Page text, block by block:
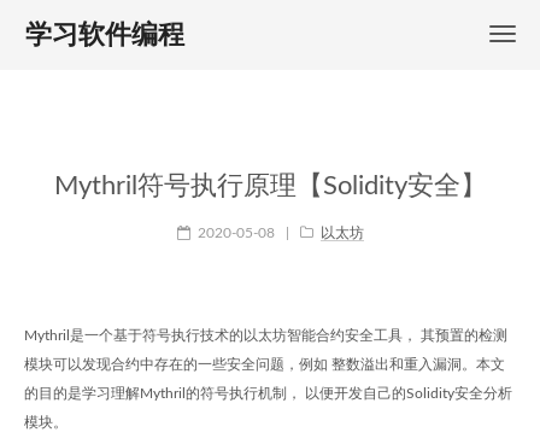
学习软件编程
Mythril符号执行原理【Solidity安全】
2020-05-08 以太坊
Mythril是一个基于符号执行技术的以太坊智能合约安全工具， 其预置的检测
模块可以发现合约中存在的一些安全问题，例如 整数溢出和重入漏洞。本文
的目的是学习理解Mythril的符号执行机制， 以便开发自己的Solidity安全分析
模块。